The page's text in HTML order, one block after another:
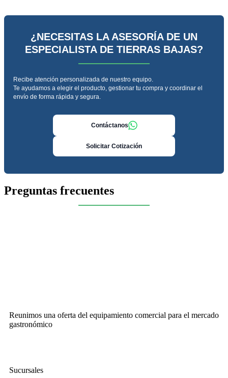
¿NECESITAS LA ASESORÍA DE UN
ESPECIALISTA DE TIERRAS BAJAS?
Recibe atención personalizada de nuestro equipo.
Te ayudamos a elegir el producto, gestionar tu compra y coordinar el
envío de forma rápida y segura.
Contáctanos
Solicitar Cotización
Preguntas frecuentes
Reunimos una oferta del equipamiento comercial para el mercado
gastronómico
Sucursales